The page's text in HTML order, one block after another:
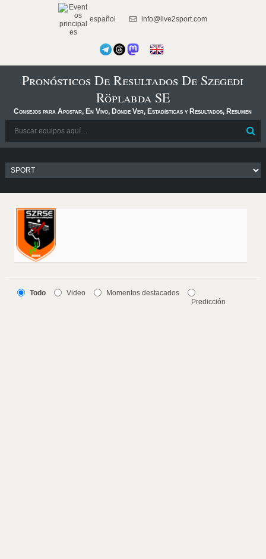
español info@live2sport.com
Pronósticos De Resultados De Szegedi
Röplabda SE
Consejos para Apostar, En Vivo, Dónde Ver, Estadísticas y Resultados, Resumen
Todo Video
Momentos destacados
Predicción